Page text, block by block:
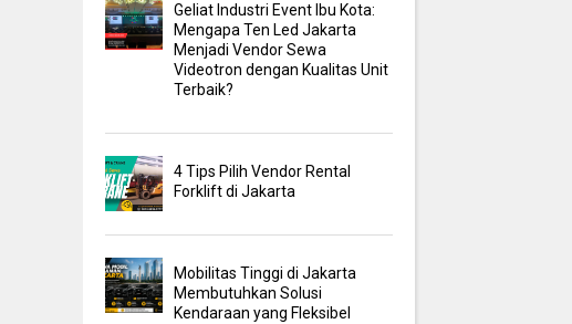
Geliat Industri Event Ibu Kota:
Mengapa Ten Led Jakarta
Menjadi Vendor Sewa
Videotron dengan Kualitas Unit
Terbaik?
4 Tips Pilih Vendor Rental
Forklift di Jakarta
Mobilitas Tinggi di Jakarta
Membutuhkan Solusi
Kendaraan yang Fleksibel